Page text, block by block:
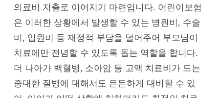
의료비 지출로 이어지기 마련입니다. 어린이보험
은 이러한 상황에서 발생할 수 있는 병원비, 수술
비, 입원비 등 재정적 부담을 덜어주어 부모님이
치료에만 전념할 수 있도록 돕는 역할을 합니다.
더 나아가 백혈병, 소아암 등 고액 치료비가 드는
중대한 질병에 대해서도 든든하게 대비할 수 있